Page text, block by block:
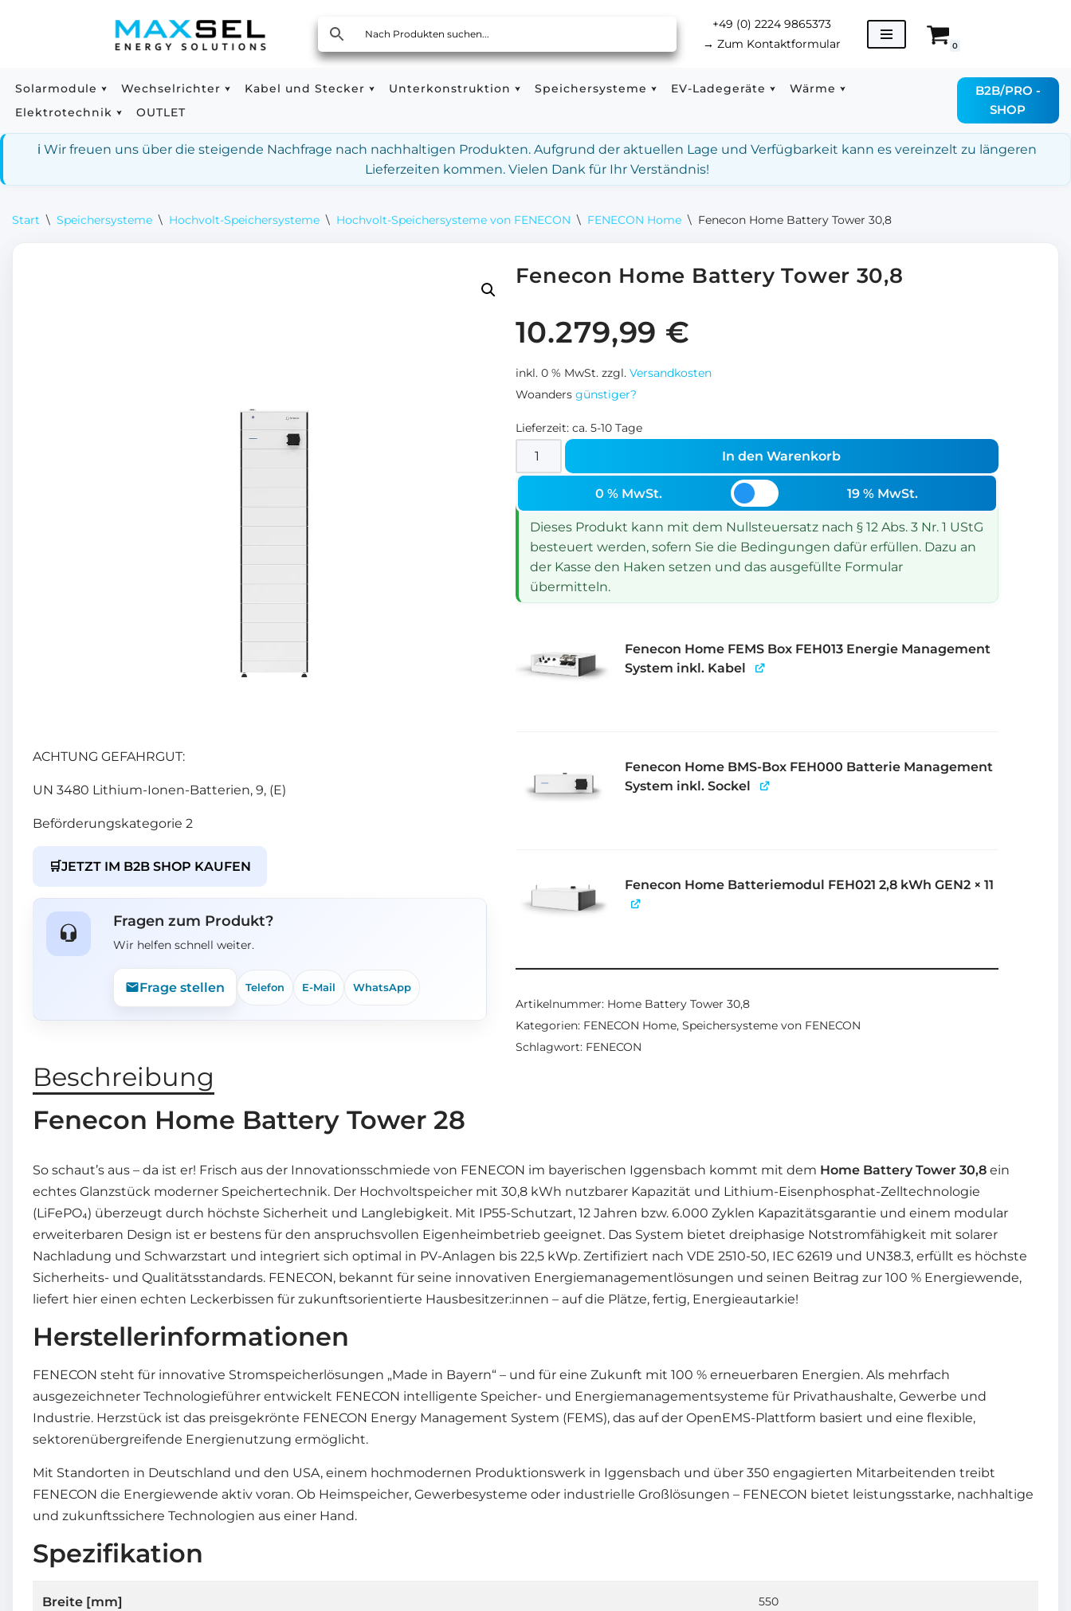
springen
+49 (0) 2224 9865373
→ Zum Kontaktformular 0
Solarmodule Wechselrichter Kabel und Stecker Unterkonstruktion Speichersysteme EV-Ladegeräte
Wärme
Elektrotechnik
OUTLET
B2B/PRO -
SHOP
ℹ️ Wir freuen uns über die steigende Nachfrage nach nachhaltigen Produkten. Aufgrund der aktuellen Lage und Verfügbarkeit kann es vereinzelt zu längeren
Lieferzeiten kommen. Vielen Dank für Ihr Verständnis!
Start \ Speichersysteme \ Hochvolt-Speichersysteme \ Hochvolt-Speichersysteme von FENECON \ FENECON Home \ Fenecon Home Battery Tower 30,8
ACHTUNG GEFAHRGUT:
UN 3480 Lithium-Ionen-Batterien, 9, (E)
Beförderungskategorie 2
🛒JETZT IM B2B SHOP KAUFEN
Fragen zum Produkt?
Wir helfen schnell weiter.
Frage stellen Telefon E-Mail WhatsApp
Fenecon Home Battery Tower 30,8
10.279,99 €
inkl. 0 % MwSt. zzgl. Versandkosten
Woanders günstiger?
Lieferzeit: ca. 5-10 Tage
In den Warenkorb
0 % MwSt. 19 % MwSt.
Dieses Produkt kann mit dem Nullsteuersatz nach § 12 Abs. 3 Nr. 1 UStG
besteuert werden, sofern Sie die Bedingungen dafür erfüllen. Dazu an
der Kasse den Haken setzen und das ausgefüllte Formular
übermitteln.
Fenecon Home FEMS Box FEH013 Energie Management
System inkl. Kabel
Fenecon Home BMS-Box FEH000 Batterie Management
System inkl. Sockel
Fenecon Home Batteriemodul FEH021 2,8 kWh GEN2× 11
Artikelnummer: Home Battery Tower 30,8
Kategorien: FENECON Home, Speichersysteme von FENECON
Schlagwort: FENECON
Beschreibung
Fenecon Home Battery Tower 28
So schaut’s aus – da ist er! Frisch aus der Innovationsschmiede von FENECON im bayerischen Iggensbach kommt mit dem Home Battery Tower 30,8 ein
echtes Glanzstück moderner Speichertechnik. Der Hochvoltspeicher mit 30,8 kWh nutzbarer Kapazität und Lithium-Eisenphosphat-Zelltechnologie
(LiFePO₄) überzeugt durch höchste Sicherheit und Langlebigkeit. Mit IP55-Schutzart, 12 Jahren bzw. 6.000 Zyklen Kapazitätsgarantie und einem modular
erweiterbaren Design ist er bestens für den anspruchsvollen Eigenheimbetrieb geeignet. Das System bietet dreiphasige Notstromfähigkeit mit solarer
Nachladung und Schwarzstart und integriert sich optimal in PV-Anlagen bis 22,5 kWp. Zertifiziert nach VDE 2510-50, IEC 62619 und UN38.3, erfüllt es höchste
Sicherheits- und Qualitätsstandards. FENECON, bekannt für seine innovativen Energiemanagementlösungen und seinen Beitrag zur 100 % Energiewende,
liefert hier einen echten Leckerbissen für zukunftsorientierte Hausbesitzer:innen – auf die Plätze, fertig, Energieautarkie!
Herstellerinformationen
FENECON steht für innovative Stromspeicherlösungen „Made in Bayern“ – und für eine Zukunft mit 100 % erneuerbaren Energien. Als mehrfach
ausgezeichneter Technologieführer entwickelt FENECON intelligente Speicher- und Energiemanagementsysteme für Privathaushalte, Gewerbe und
Industrie. Herzstück ist das preisgekrönte FENECON Energy Management System (FEMS), das auf der OpenEMS-Plattform basiert und eine flexible,
sektorenübergreifende Energienutzung ermöglicht.
Mit Standorten in Deutschland und den USA, einem hochmodernen Produktionswerk in Iggensbach und über 350 engagierten Mitarbeitenden treibt
FENECON die Energiewende aktiv voran. Ob Heimspeicher, Gewerbesysteme oder industrielle Großlösungen – FENECON bietet leistungsstarke, nachhaltige
und zukunftssichere Technologien aus einer Hand.
Spezifikation
Breite [mm] 550